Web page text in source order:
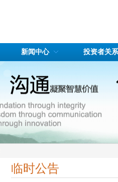
新闻中心 投资者关系
临时公告